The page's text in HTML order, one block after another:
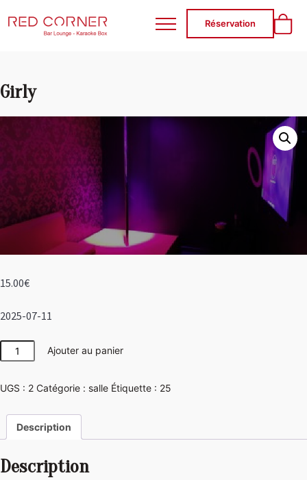
RED CORNER
Réservation
Girly
15.00€
2025-07-11
quantité
de
Ajouter au panier
UGS : 2 Catégorie : salle Étiquette : 25
Description
Description